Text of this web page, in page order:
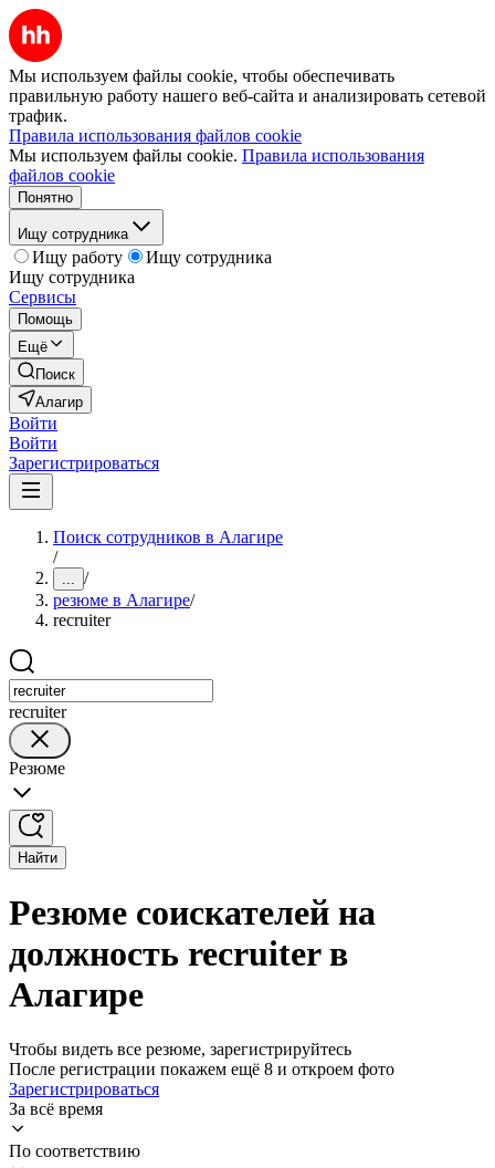
Мы используем файлы cookie, чтобы обеспечивать
правильную работу нашего веб-сайта и анализировать сетевой
трафик.
Правила использования файлов cookie
Мы используем файлы cookie. Правила использования
файлов cookie
Понятно
Ищу сотрудника
Ищу работу
Ищу сотрудника
Ищу сотрудника
Сервисы
Помощь
Ещё
Поиск
Алагир
Войти
Войти
Зарегистрироваться
Поиск сотрудников в Алагире
/
... /
резюме в Алагире/
recruiter
recruiter
Резюме
Найти
Резюме соискателей на
должность recruiter в
Алагире
Чтобы видеть все резюме, зарегистрируйтесь
После регистрации покажем ещё 8 и откроем фото
Зарегистрироваться
За всё время
По соответствию